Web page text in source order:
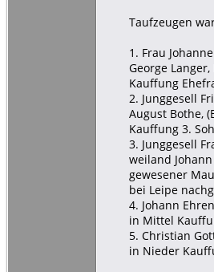
Taufzeugen
1. Frau
George
Kauffung
2. Junggesell
August Bothe,
Kauffung 3.
3. Junggesell
weiland
gewesener
bei Leipe
4. Johann
in Mittel
5. Christian
in Nieder